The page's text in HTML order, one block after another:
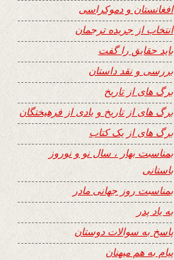
افغانستان و دموکراسی
انتخاب از جریده ترجمان
باید حقایق را گفت
بررسی و نقد داستان
برگ های از تاریخ
برگ های از تاریخ و یادی از فرهیختگان
برگ های از یک کتاب
بمناسبت بهار ، سال نو و نوروز
باستانی
بمناسبت روز جهانی مادر
به یاد پدر
پاسخ به سوالات دوستان
پیام به هم میهنان